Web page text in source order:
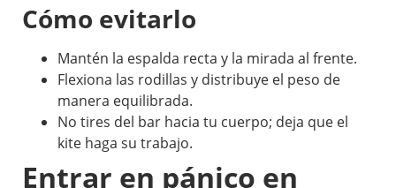
Cómo evitarlo
Mantén la espalda recta y la mirada al frente.
Flexiona las rodillas y distribuye el peso de
manera equilibrada.
No tires del bar hacia tu cuerpo; deja que el
kite haga su trabajo.
Entrar en pánico en